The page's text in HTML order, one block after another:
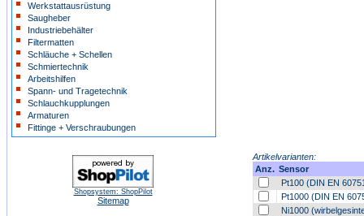
Werkstattausrüstung
Saugheber
Industriebehälter
Filtermatten
Schläuche + Schellen
Schmiertechnik
Arbeitshilfen
Spann- und Tragetechnik
Schlauchkupplungen
Armaturen
Fittinge + Verschraubungen
Shopsystem: ShopPilot
Sitemap
Artikelvarianten:
Anz. Sensor
Pt100 (DIN EN
Pt1000 (DIN EN
Ni1000